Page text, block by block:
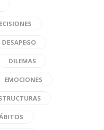
DESAPEGO
DILEMAS
EMOCIONES